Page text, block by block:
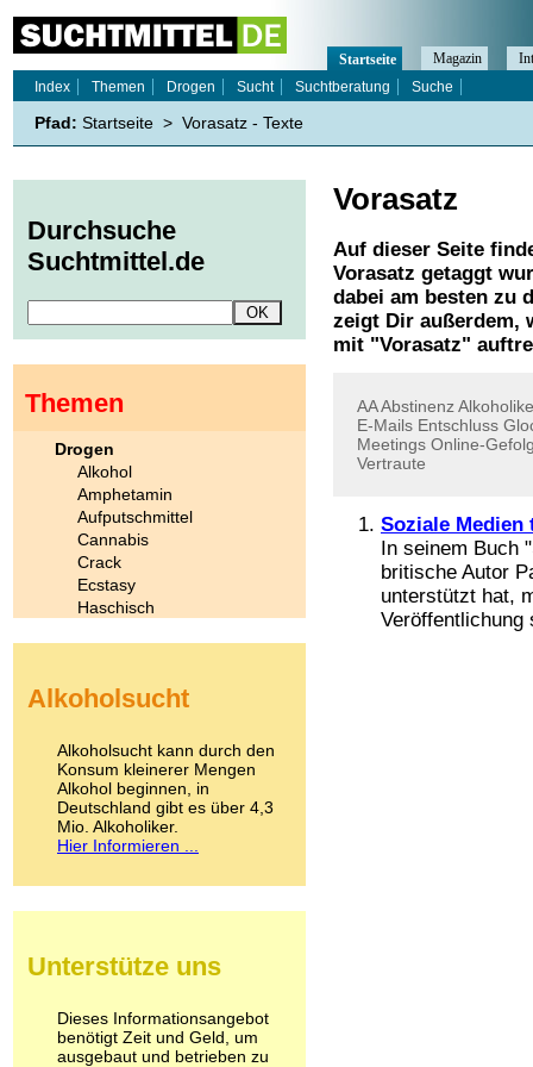
Vorasatz
Auf dieser Seite
Vorasatz getaggt
dabei am besten zu
zeigt Dir außerdem,
mit "Vorasatz"
AAAbstinenz
E-Mails Entschluss
Meetings Online-
Vertraute
Soziale Medien
In seinem Buch
britische Autor
unterstützt hat,
Veröffentlichung
Startseite Magazin
Index
Themen Drogen Sucht Suchtberatung Suche
Pfad: Startseite > Vorasatz - Texte
Durchsuche
Suchtmittel.de
Themen
Drogen
Alkohol
Amphetamin
Aufputschmittel
Cannabis
Crack
Ecstasy
Haschisch
Kokain
LSD
Marihuana
Medikamente
Meskalin
Metamphetamin
Methadon
Pilze
Psychopharmaka
Schlafmittel
Schmerzmittel
Alkoholsucht
Alkoholsucht kann durch den
Konsum kleinerer Mengen
Alkohol beginnen, in
Deutschland gibt es über 4,3
Mio. Alkoholiker.
Hier Informieren ...
Unterstütze uns
Dieses Informationsangebot
benötigt Zeit und Geld, um
ausgebaut und betrieben zu